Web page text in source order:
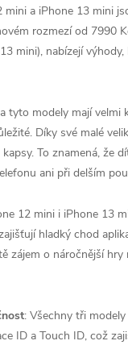
mini a iPhone 13 mini
rozmezí od 7990
mini), nabízejí
tyto modely mají velmi
Díky své malé
To znamená, že
ani při delším
12 mini i iPhone 13
hladký chod
zájem o náročnější hry
: Všechny tři
ID a Touch ID, což